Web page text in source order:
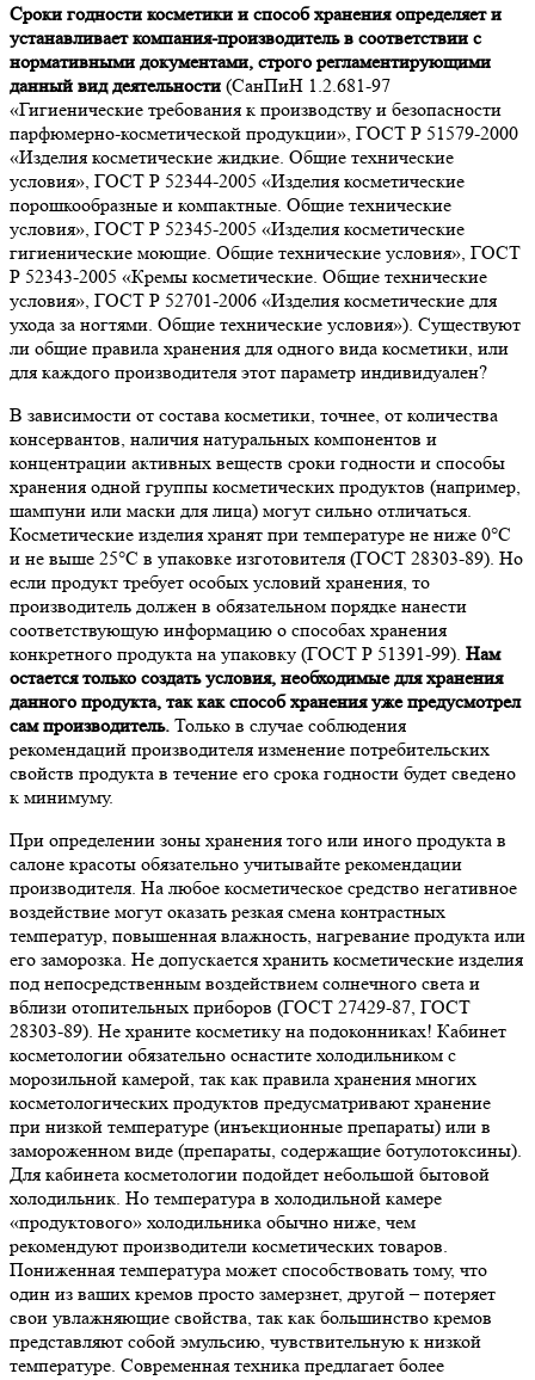
Сроки годности косметики и способ хранения определяет и
устанавливает компания-производитель в соответствии с
нормативными документами, строго регламентирующими
данный вид деятельности (СанПиН 1.2.681-97
«Гигиенические требования к производству и безопасности
парфюмерно-косметической продукции», ГОСТ Р 51579-2000
«Изделия косметические жидкие. Общие технические
условия», ГОСТ Р 52344-2005 «Изделия косметические
порошкообразные и компактные. Общие технические
условия», ГОСТ Р 52345-2005 «Изделия косметические
гигиенические моющие. Общие технические условия», ГОСТ
Р 52343-2005 «Кремы косметические. Общие технические
условия», ГОСТ Р 52701-2006 «Изделия косметические для
ухода за ногтями. Общие технические условия»). Существуют
ли общие правила хранения для одного вида косметики, или
для каждого производителя этот параметр индивидуален?
В зависимости от состава косметики, точнее, от количества
консервантов, наличия натуральных компонентов и
концентрации активных веществ сроки годности и способы
хранения одной группы косметических продуктов (например,
шампуни или маски для лица) могут сильно отличаться.
Косметические изделия хранят при температуре не ниже 0°С
и не выше 25°С в упаковке изготовителя (ГОСТ 28303-89). Но
если продукт требует особых условий хранения, то
производитель должен в обязательном порядке нанести
соответствующую информацию о способах хранения
конкретного продукта на упаковку (ГОСТ Р 51391-99). Нам
остается только создать условия, необходимые для хранения
данного продукта, так как способ хранения уже предусмотрел
сам производитель. Только в случае соблюдения
рекомендаций производителя изменение потребительских
свойств продукта в течение его срока годности будет сведено
к минимуму.
При определении зоны хранения того или иного продукта в
салоне красоты обязательно учитывайте рекомендации
производителя. На любое косметическое средство негативное
воздействие могут оказать резкая смена контрастных
температур, повышенная влажность, нагревание продукта или
его заморозка. Не допускается хранить косметические изделия
под непосредственным воздействием солнечного света и
вблизи отопительных приборов (ГОСТ 27429-87, ГОСТ
28303-89). Не храните косметику на подоконниках! Кабинет
косметологии обязательно оснастите холодильником с
морозильной камерой, так как правила хранения многих
косметологических продуктов предусматривают хранение
при низкой температуре (инъекционные препараты) или в
замороженном виде (препараты, содержащие ботулотоксины).
Для кабинета косметологии подойдет небольшой бытовой
холодильник. Но температура в холодильной камере
«продуктового» холодильника обычно ниже, чем
рекомендуют производители косметических товаров.
Пониженная температура может способствовать тому, что
один из ваших кремов просто замерзнет, другой – потеряет
свои увлажняющие свойства, так как большинство кремов
представляют собой эмульсию, чувствительную к низкой
температуре. Современная техника предлагает более